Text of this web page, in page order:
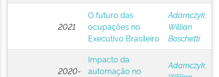
2021
O futuro das
ocupações no
Executivo Brasileiro
Adamczyk,
Willian
Boschetti
2020-
Impacto da
automação no
Adamczyk,